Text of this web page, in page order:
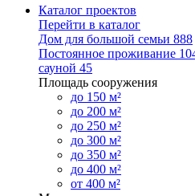
Каталог проектов
Перейти в каталог
Дом для большой семьи 888
Постоянное проживание
сауной 45
Площадь сооружения
до 150 м²
до 200 м²
до 250 м²
до 300 м²
до 350 м²
до 400 м²
от 400 м²